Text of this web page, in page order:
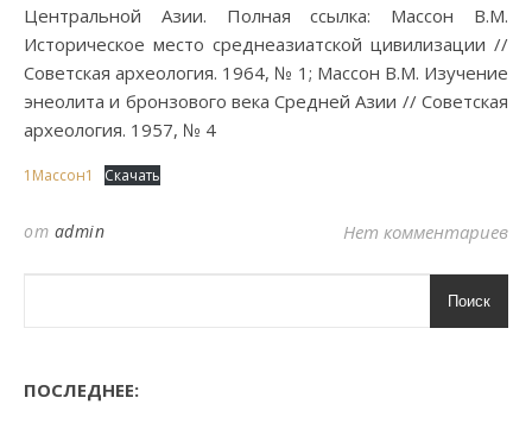
Центральной Азии. Полная ссылка: Массон В.М.
Историческое место среднеазиатской цивилизации //
Советская археология. 1964, № 1; Массон В.М. Изучение
энеолита и бронзового века Средней Азии // Советская
археология. 1957, № 4
1Массон1 Скачать
от admin Нет комментариев
Поиск
ПОСЛЕДНЕЕ: